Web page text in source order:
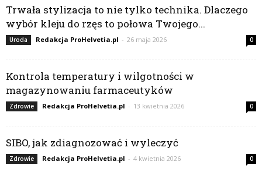
Trwała stylizacja to nie tylko technika. Dlaczego
wybór kleju do rzęs to połowa Twojego...
Uroda Redakcja ProHelvetia.pl - 26 maja 2026 0
Kontrola temperatury i wilgotności w
magazynowaniu farmaceutyków
Zdrowie Redakcja ProHelvetia.pl - 13 kwietnia 2026 0
SIBO, jak zdiagnozować i wyleczyć
Zdrowie Redakcja ProHelvetia.pl - 4 kwietnia 2026 0